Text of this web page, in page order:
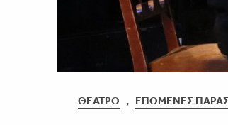
ΘΈΑΤΡΟ , ΕΠΌΜΕΝΕΣ